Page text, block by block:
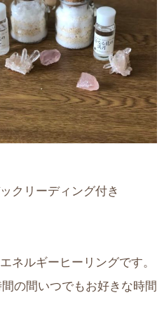
クリーディング付き
ネルギーヒーリングです。
の間いつでもお好きな時間